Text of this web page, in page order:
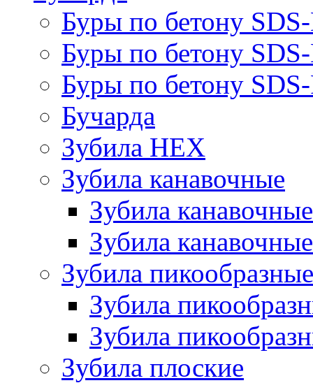
Буры по бетону
Буры по бетону
Буры по бетону
Бучарда
Зубила HEX
Зубила канавочные
Зубила
Зубила
Зубила пикообразные
Зубила
Зубила
Зубила плоские